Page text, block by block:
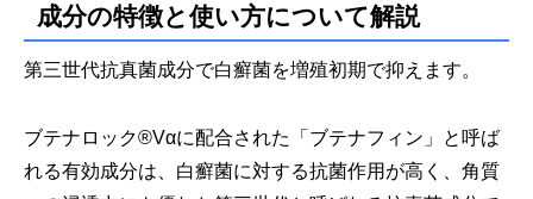
成分の特徴と使い方について解説
第三世代抗真菌成分で白癬菌を増殖初期で抑えます。
ブテナロック®Vαに配合された「ブテナフィン」と呼ば
れる有効成分は、白癬菌に対する抗菌作用が高く、角質